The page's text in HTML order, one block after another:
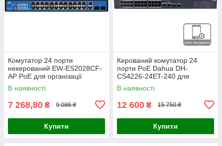
Комутатор 24 порти
некерований EW-ES2028CF-
AP PoE для організації
мережевої інфраструктури з
віддаленим керуванням та
В наявності
7 268,80 ₴ 9 086 ₴
Купити
Керований комутатор 24
порти PoE Dahua DH-
CS4226-24ET-240 для
організації мережі та
живлення IP-камер і
В наявності
12 600 ₴ 15 750 ₴
Купити